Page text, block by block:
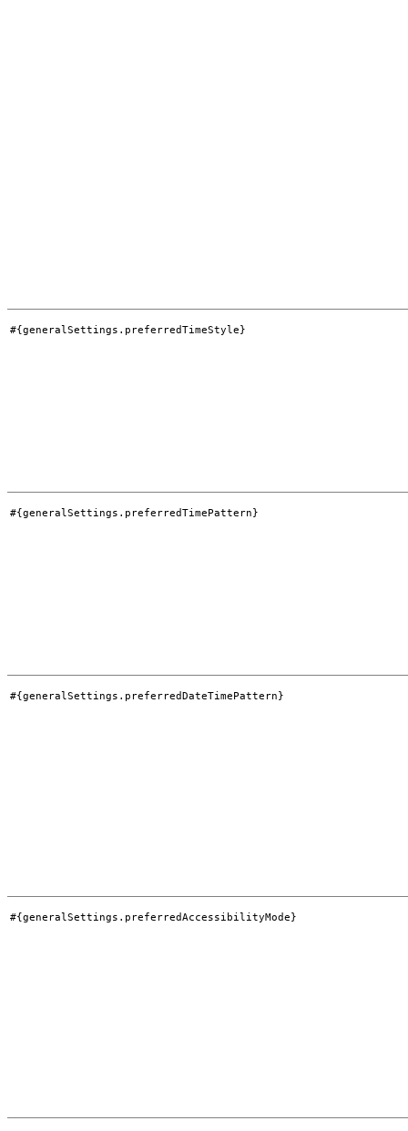
#{generalSettings.preferredTimeStyle}
#{generalSettings.preferredTimePattern}
#{generalSettings.preferredDateTimePattern}
#{generalSettings.preferredAccessibilityMode}